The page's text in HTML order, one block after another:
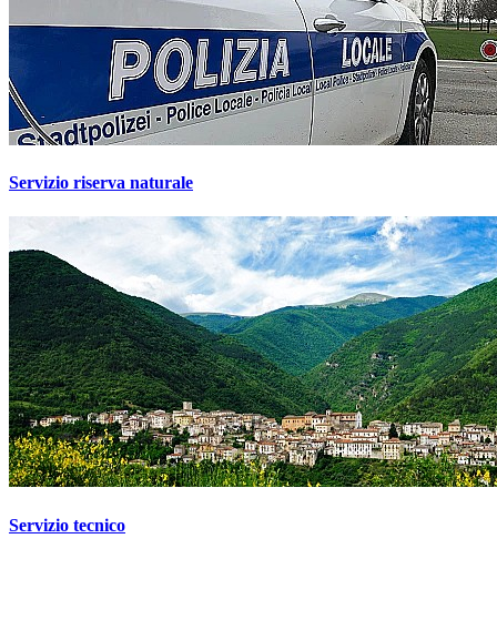
Servizio riserva naturale
Servizio tecnico